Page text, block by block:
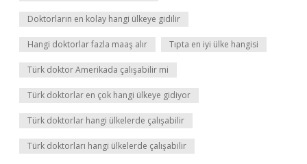
Doktorların en kolay hangi ülkeye gidilir
Hangi doktorlar fazla maaş alır Tıpta en iyi ülke hangisi
Türk doktor Amerikada çalışabilir mi
Türk doktorlar en çok hangi ülkeye gidiyor
Türk doktorlar hangi ülkelerde çalışabilir
Türk doktorları hangi ülkelerde çalışabilir